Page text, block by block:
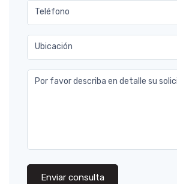
Teléfono
Ubicación
Por favor describa en detalle su
Enviar consulta